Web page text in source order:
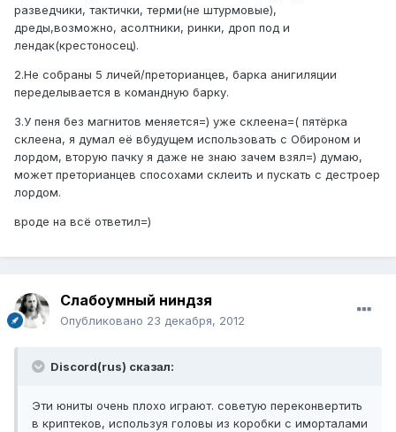
разведчики, тактички, терми(не штурмовые),
дреды,возможно, асолтники, ринки, дроп под и
лендак(крестоносец).
2.Не собраны 5 личей/преторианцев, барка анигиляции
переделывается в командную барку.
3.У пеня без магнитов меняется=) уже склеена=( пятёрка
склеена, я думал её вбудущем использовать с Обироном и
лордом, вторую пачку я даже не знаю зачем взял=) думаю,
может преторианцев спосохами склеить и пускать с дестроер
лордом.
вроде на всё ответил=)
Слабоумный ниндзя
Опубликовано 23 декабря, 2012
Discord(rus) сказал:
Эти юниты очень плохо играют. советую переконвертить
в криптеков, используя головы из коробки с иморталами